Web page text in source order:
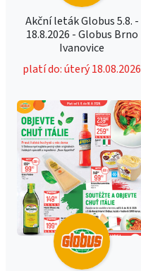
Akční leták Globus 5.8. -
18.8.2026 - Globus Brno
Ivanovice
platí do: úterý 18.08.2026